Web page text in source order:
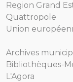
Region Grand
Quattropole
Union
Archives
Bibliothèques-
L'Agora